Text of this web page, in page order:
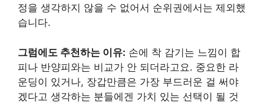
정을 생각하지 않을 수 없어서 순위권에서는 제외했
습니다.
그럼에도 추천하는 이유: 손에 착 감기는 느낌이 합
피나 반양피와는 비교가 안 되더라고요. 중요한 라
운딩이 있거나, 장갑만큼은 가장 부드러운 걸 써야
겠다고 생각하는 분들에겐 가치 있는 선택이 될 것